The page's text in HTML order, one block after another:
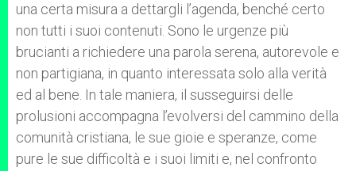
una certa misura a dettargli l’agenda, benché certo
non tutti i suoi contenuti. Sono le urgenze più
brucianti a richiedere una parola serena, autorevole e
non partigiana, in quanto interessata solo alla verità
ed al bene. In tale maniera, il susseguirsi delle
prolusioni accompagna l’evolversi del cammino della
comunità cristiana, le sue gioie e speranze, come
pure le sue difficoltà e i suoi limiti e, nel confronto